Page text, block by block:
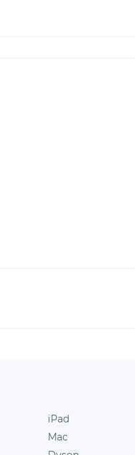
iPad
Mac